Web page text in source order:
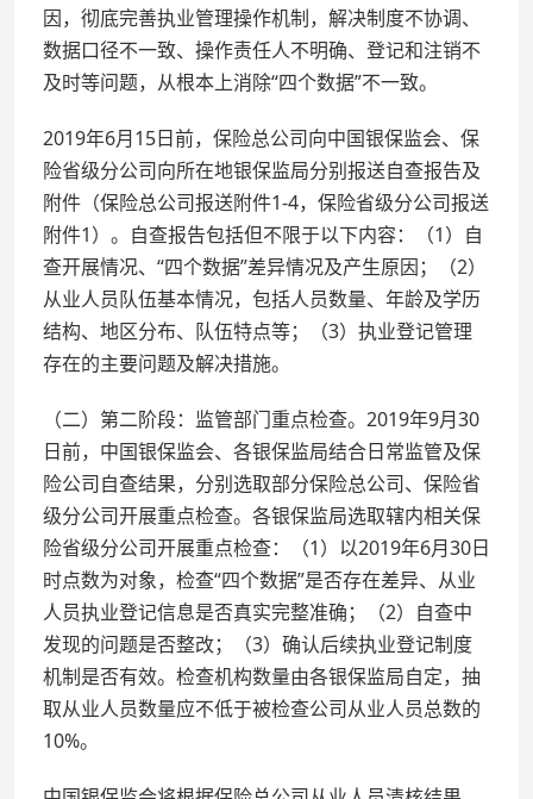
因，彻底完善执业管理操作机制，解决制度不协调、
数据口径不一致、操作责任人不明确、登记和注销不
及时等问题，从根本上消除“四个数据”不一致。
2019年6月15日前，保险总公司向中国银保监会、保
险省级分公司向所在地银保监局分别报送自查报告及
附件（保险总公司报送附件1-4，保险省级分公司报送
附件1）。自查报告包括但不限于以下内容：（1）自
查开展情况、“四个数据”差异情况及产生原因；（2）
从业人员队伍基本情况，包括人员数量、年龄及学历
结构、地区分布、队伍特点等；（3）执业登记管理
存在的主要问题及解决措施。
（二）第二阶段：监管部门重点检查。2019年9月30
日前，中国银保监会、各银保监局结合日常监管及保
险公司自查结果，分别选取部分保险总公司、保险省
级分公司开展重点检查。各银保监局选取辖内相关保
险省级分公司开展重点检查：（1）以2019年6月30日
时点数为对象，检查“四个数据”是否存在差异、从业
人员执业登记信息是否真实完整准确；（2）自查中
发现的问题是否整改；（3）确认后续执业登记制度
机制是否有效。检查机构数量由各银保监局自定，抽
取从业人员数量应不低于被检查公司从业人员总数的
10%。